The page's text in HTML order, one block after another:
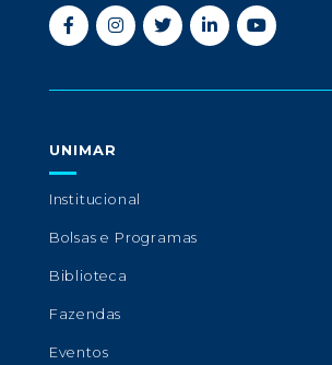
UNIMAR
Institucional
Bolsas e Programas
Biblioteca
Fazendas
Eventos